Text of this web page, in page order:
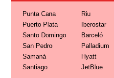
Punta Cana Riu
Puerto Plata
Iberostar
Santo Domingo
Barceló
San Pedro
Palladium
Samaná
Hyatt
Santiago
JetBlue